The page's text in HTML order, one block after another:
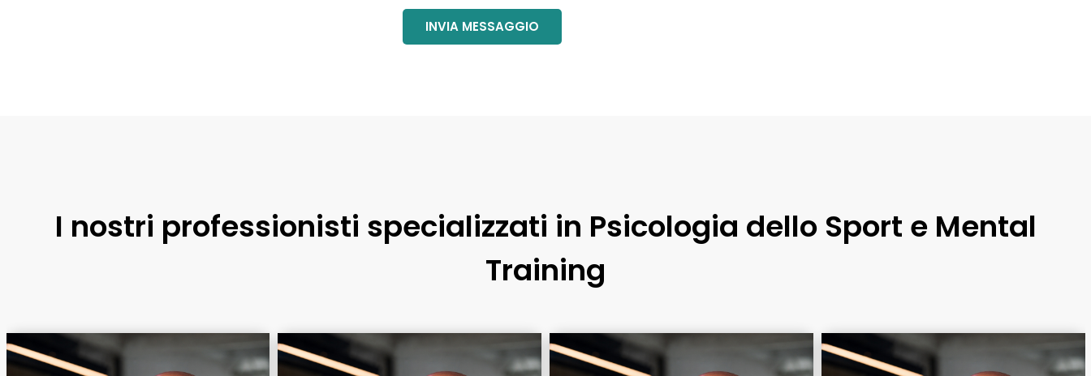
I nostri professionisti specializzati in Psicologia dello Sport e Mental
Training